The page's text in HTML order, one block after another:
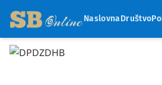
NaslovnaDruštvo